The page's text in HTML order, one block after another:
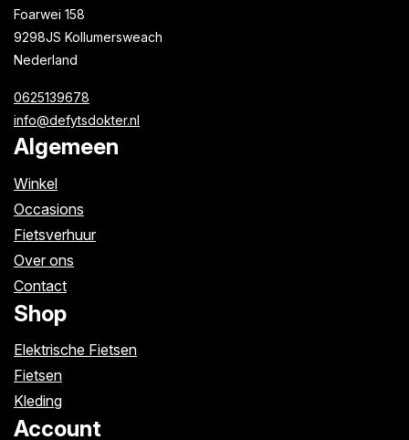
Foarwei 158
9298JS Kollumersweach
Nederland
0625139678
info@defytsdokter.nl
Algemeen
Winkel
Occasions
Fietsverhuur
Over ons
Contact
Shop
Elektrische Fietsen
Fietsen
Kleding
Account